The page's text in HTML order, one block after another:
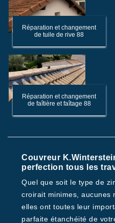
Réparation et changement
de tuile de rive 88
Réparation et changement
de faîtière et faîtage 88
Couvreur
perfection tous les
Quel que soit le type de
croirait minimes, aucunes
elles ont toutes leur
parfaite étanchéité de